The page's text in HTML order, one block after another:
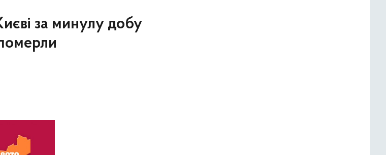
за минулу добу